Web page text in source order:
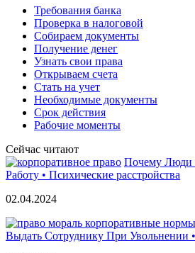
Требования банка
Проверка в налоговой
Собираем документы
Получение денег
Узнать свои права
Открываем счета
Стать на учет
Необходимые документы
Срок действия
Рабочие моменты
Сейчас читают
Почему Люди
Работу • Психические расстройства
02.04.2024
Выдать Сотруднику При Увольнении